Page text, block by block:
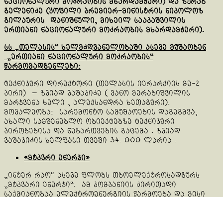
გელენიძე (ყოფილი პრემიერ-მინისტრის ნიკოლოზ
გილაურის დანიშნული, მიხეილ სააკაშვილის
ერთიანი ნაციონალური მოძრაობის მხარდამჭერი).
სს „თელასის“ ხელმძღვანელობაში ასევე მუშაობენ
„ერთიანი ნაციონალური მოძრაობის“
წარმომადგენლები:
ტექნიკური დირექტორი (თელასის იერარქიის მე-2
პირი) — ზვიად ვაშაკიძე ( ვანო მერაბიშვილის
მარჯვენა ხელი , ალექსანდრა ხეთაგური).
მოვალეობა: სარემონტო სამუშაოების დაგეგმვა,
ახალი სამშენებლო ობიექტებზე ტექნიკური
პირობებისა და ნებართვების გაცემა . ზვიად
ვაშაკიძის ხელფასი თვეში 34. 000 ლარია .
«მტკვრი ენერჯი»
„ინტერ რაო“ ასევე ფლობს თბოელექტროსადგურს
„მტკვარი ენერჯი“. ამ კომპანიის ძირითადი
საქმიანობაა ელექტროენერგიის წარმოება და მისი